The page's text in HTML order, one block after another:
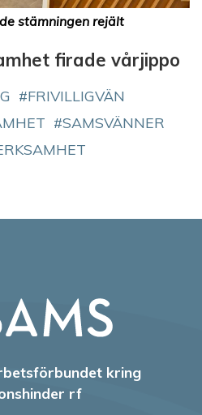
stämningen rejält
firade vårjippo
FRIVILLIGVÄN
SAMSVÄNNER
kring
rf